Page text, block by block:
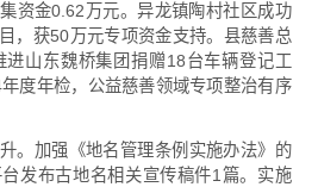
资金0.62万元。异龙镇陶村社区成功
，获50万元专项资金支持。县慈善总
山东魏桥集团捐赠18台车辆登记工
度年检，公益慈善领域专项整治有序
。加强《地名管理条例实施办法》的
发布古地名相关宣传稿件1篇。实施